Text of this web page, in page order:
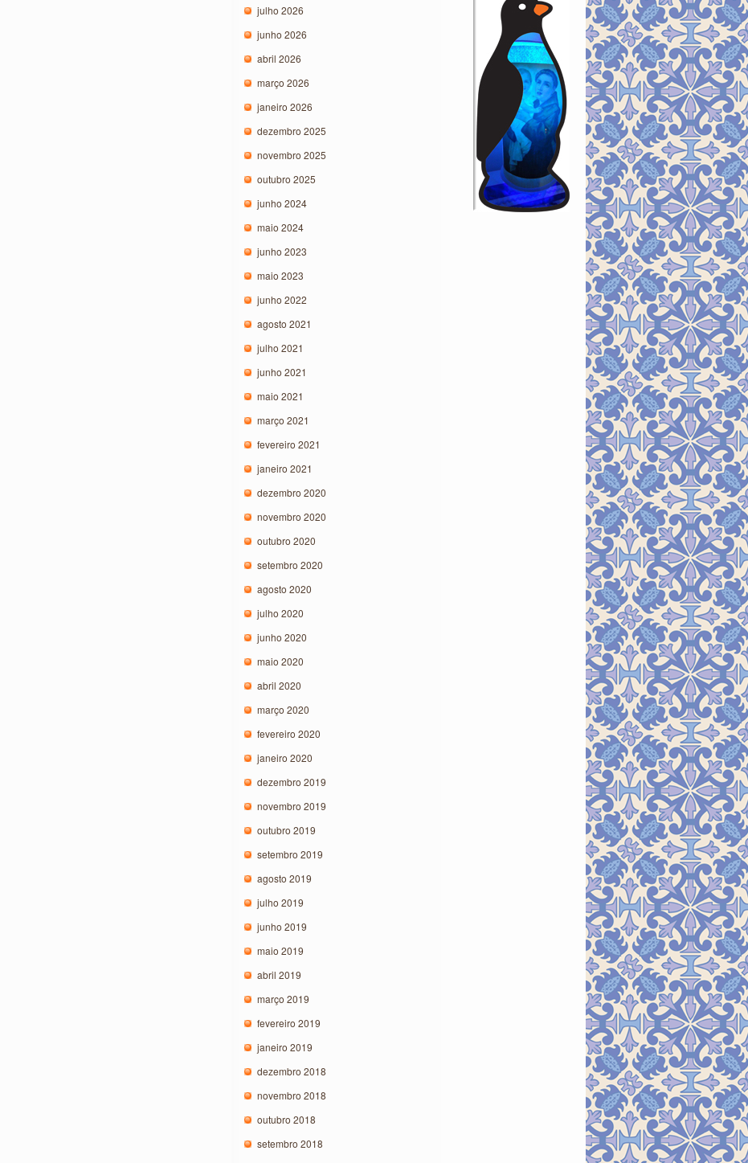
julho 2026
junho 2026
abril 2026
março 2026
janeiro 2026
dezembro 2025
novembro 2025
outubro 2025
junho 2024
maio 2024
junho 2023
maio 2023
junho 2022
agosto 2021
julho 2021
junho 2021
maio 2021
março 2021
fevereiro 2021
janeiro 2021
dezembro 2020
novembro 2020
outubro 2020
setembro 2020
agosto 2020
julho 2020
junho 2020
maio 2020
abril 2020
março 2020
fevereiro 2020
janeiro 2020
dezembro 2019
novembro 2019
outubro 2019
setembro 2019
agosto 2019
julho 2019
junho 2019
maio 2019
abril 2019
março 2019
fevereiro 2019
janeiro 2019
dezembro 2018
novembro 2018
outubro 2018
setembro 2018